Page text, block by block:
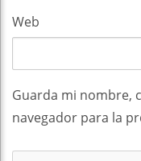
Web
Guarda mi nombre,
navegador para la